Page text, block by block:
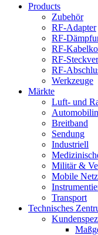
Products
Zubehör
RF-Adapter
RF-
RF-
RF-
RF-
Werkzeuge
Märkte
Luft- und
Breitband
Sendung
Industriell
Militär &
Mobile
Transport
Technisches